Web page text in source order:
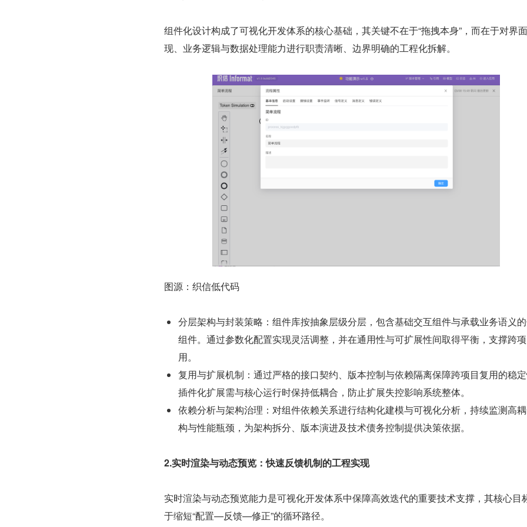
组件化设计构成了可视化开发体系的核心基础，其关键不在于“拖拽本身”，而在于对界
现、业务逻辑与数据处理能力进行职责清晰、边界明确的工程化拆解。
图源：织信低代码
分层架构与封装策略：组件库按抽象层级分层，包含基础交互组件与承载业务语义
组件。通过参数化配置实现灵活调整，并在通用性与可扩展性间取得平衡，支撑跨
用。
复用与扩展机制：通过严格的接口契约、版本控制与依赖隔离保障跨项目复用的稳
插件化扩展需与核心运行时保持低耦合，防止扩展失控影响系统整体。
依赖分析与架构治理：对组件依赖关系进行结构化建模与可视化分析，持续监测高
构与性能瓶颈，为架构拆分、版本演进及技术债务控制提供决策依据。
2.实时渲染与动态预览：快速反馈机制的工程实现
实时渲染与动态预览能力是可视化开发体系中保障高效迭代的重要技术支撑，其核心目
于缩短“配置—反馈—修正”的循环路径。